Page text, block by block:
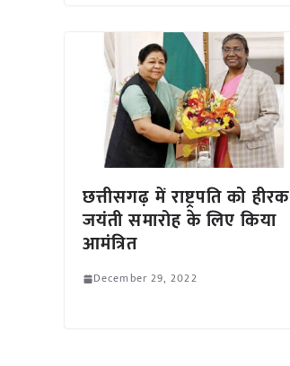
छत्तीसगढ़ में राष्ट्रपति को हीरक
जयंती समारोह के लिए किया
आमंत्रित
December 29, 2022